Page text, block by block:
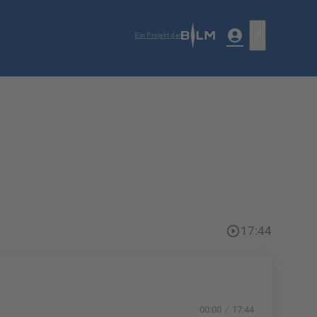
Ein Projekt der account_circle
play_circle_outline17:44
00:00 17:44